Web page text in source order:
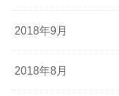
2018年9月
2018年8月